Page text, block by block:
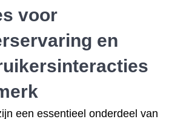
voor
en
een essentieel onderdeel van